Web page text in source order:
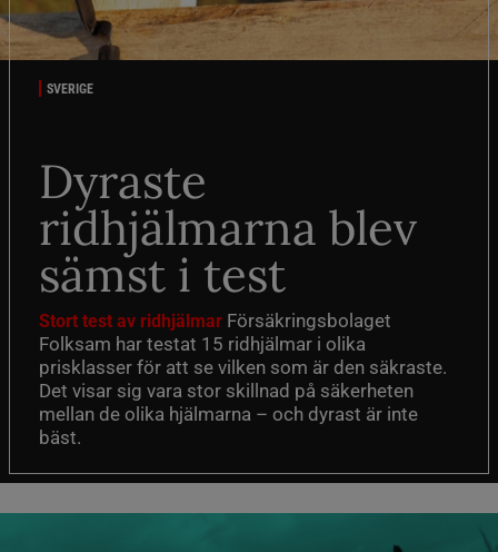
SVERIGE
Dyraste
ridhjälmarna blev
sämst i test
Stort test av ridhjälmar Försäkringsbolaget
Folksam har testat 15 ridhjälmar i olika
prisklasser för att se vilken som är den säkraste.
Det visar sig vara stor skillnad på säkerheten
mellan de olika hjälmarna – och dyrast är inte
bäst.